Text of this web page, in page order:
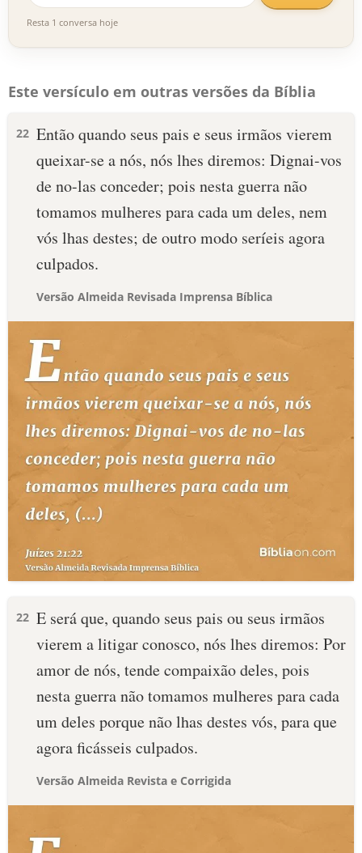
Resta 1 conversa hoje
Este versículo em outras versões da Bíblia
22 Então quando seus pais e seus irmãos vierem
queixar-se a nós, nós lhes diremos: Dignai-vos
de no-las conceder; pois nesta guerra não
tomamos mulheres para cada um deles, nem
vós lhas destes; de outro modo seríeis agora
culpados.
Versão Almeida Revisada Imprensa Bíblica
22 E será que, quando seus pais ou seus irmãos
vierem a litigar conosco, nós lhes diremos: Por
amor de nós, tende compaixão deles, pois
nesta guerra não tomamos mulheres para cada
um deles porque não lhas destes vós, para que
agora ficásseis culpados.
Versão Almeida Revista e Corrigida